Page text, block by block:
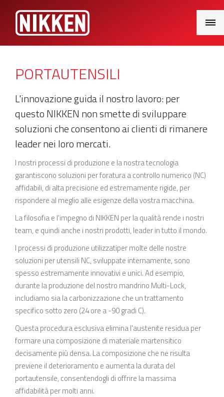
Menu
PORTAUTENSILI
L'innovazione guida il nostro lavoro: per
questo NIKKEN non smette di sviluppare
soluzioni che consentono ai clienti di rimanere
leader nei loro mercati.
I nostri processi di produzione e la nostra tecnologia
garantiscono soluzioni per foratura a controllo numerico (NC)
affidabili, di alta precisione ed estremamente rigide, per
rispondere al meglio alle esigenze della vostra macchina.
La filosofia e l'impegno di NIKKEN per la qualità rende i nostri
team, e quindi anche i nostri prodotti, leader in tutto il mondo.
I processi di produzione utilizzatiper molte delle nostre
soluzioni per utensili NC, sviluppate internamente, sono
spesso estremamente innovativi e unici. Ad esempio,
durante la produzione del nostro mandrino Multi-Lock,
includiamo sia la carbonizzazione che un trattamento
specifico sotto zero (24 ore a -90 gradi C).
Questa procedura esclusiva elimina l'austenite residua per
formare una composizione di materiale martensitico
decisamente più densa. La composizione che ne risulta
previene il deterioramento e aumenta la durata del
portautensile, consentendogli di offrire la massima
affidabilità per molti anni.